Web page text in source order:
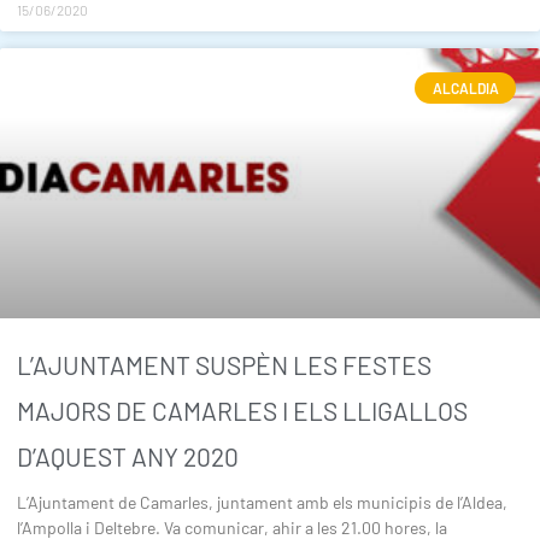
15/06/2020
ALCALDIA
L’AJUNTAMENT SUSPÈN LES FESTES
MAJORS DE CAMARLES I ELS LLIGALLOS
D’AQUEST ANY 2020
L’Ajuntament de Camarles, juntament amb els municipis de l’Aldea,
l’Ampolla i Deltebre. Va comunicar, ahir a les 21.00 hores, la